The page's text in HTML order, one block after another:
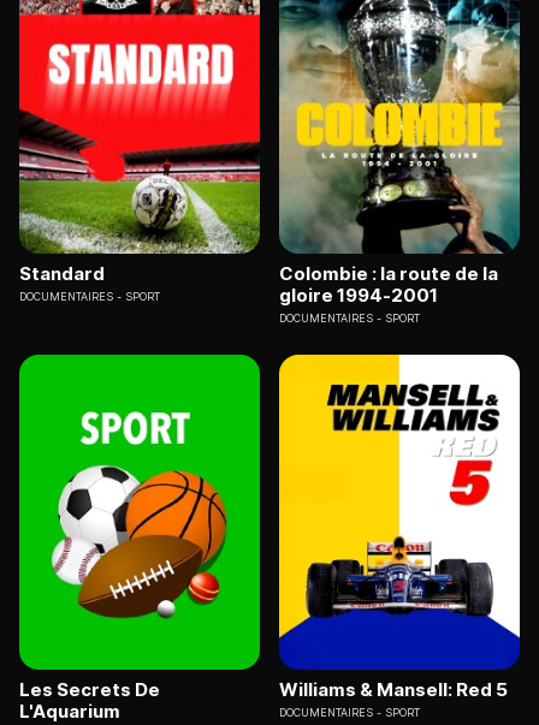
Standard
DOCUMENTAIRES SPORT
Colombie : la route de la
gloire 1994-2001
DOCUMENTAIRES SPORT
Les Secrets De
L'Aquarium
Williams & Mansell: Red 5
DOCUMENTAIRES SPORT